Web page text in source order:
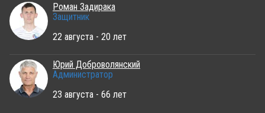
Роман Задирака
Защитник
22 августа - 20 лет
Юрий Доброволянский
Администратор
23 августа - 66 лет